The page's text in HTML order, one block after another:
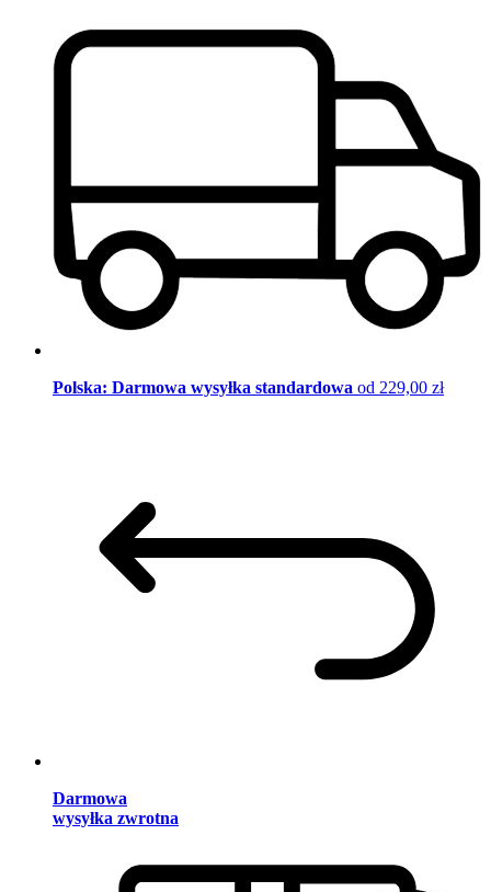
Polska: Darmowa wysyłka standardowa od 229,00 zł
Darmowa
wysyłka zwrotna